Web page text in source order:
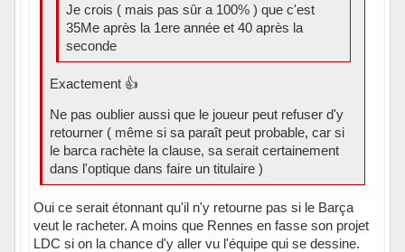
Je crois ( mais pas sûr a 100% ) que c'est
35Me après la 1ere année et 40 après la
seconde
Exactement 👍
Ne pas oublier aussi que le joueur peut refuser d'y
retourner ( même si sa paraît peut probable, car si
le barca rachète la clause, sa serait certainement
dans l'optique dans faire un titulaire )
Oui ce serait étonnant qu'il n'y retourne pas si le Barça
veut le racheter. A moins que Rennes en fasse son projet
LDC si on la chance d'y aller vu l'équipe qui se dessine.